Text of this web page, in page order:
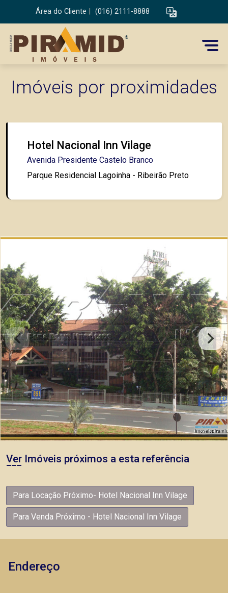
Área do Cliente (016) 2111-8888
Imóveis por proximidades
Hotel Nacional Inn Vilage
Avenida Presidente Castelo Branco
Parque Residencial Lagoinha - Ribeirão Preto
Ver Imóveis próximos a esta referência
Para Locação Próximo- Hotel Nacional Inn Vilage
Para Venda Próximo - Hotel Nacional Inn Vilage
Endereço